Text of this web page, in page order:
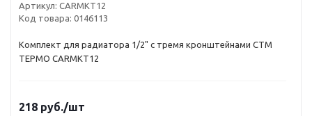
Артикул: CARMKT12
Код товара: 0146113
Комплект для радиатора 1/2" с тремя кронштейнами CTM
ТЕРМО CARMKT12
218 руб./шт